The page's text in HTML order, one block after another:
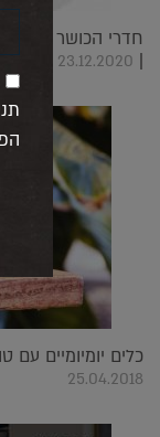
חדרי הכושר
|
23.12.2020
כלים יומיומיים עם
25.04.2018